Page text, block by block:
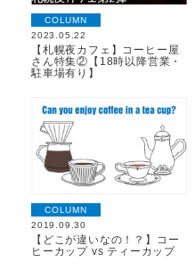
COLUMN
2023.05.22
【札幌夜カフェ】コーヒー屋
さん特集②【18時以降営業・
駐車場有り】
COLUMN
2019.09.30
【どこが違いなの！？】コー
ヒーカップ vs ティーカップ